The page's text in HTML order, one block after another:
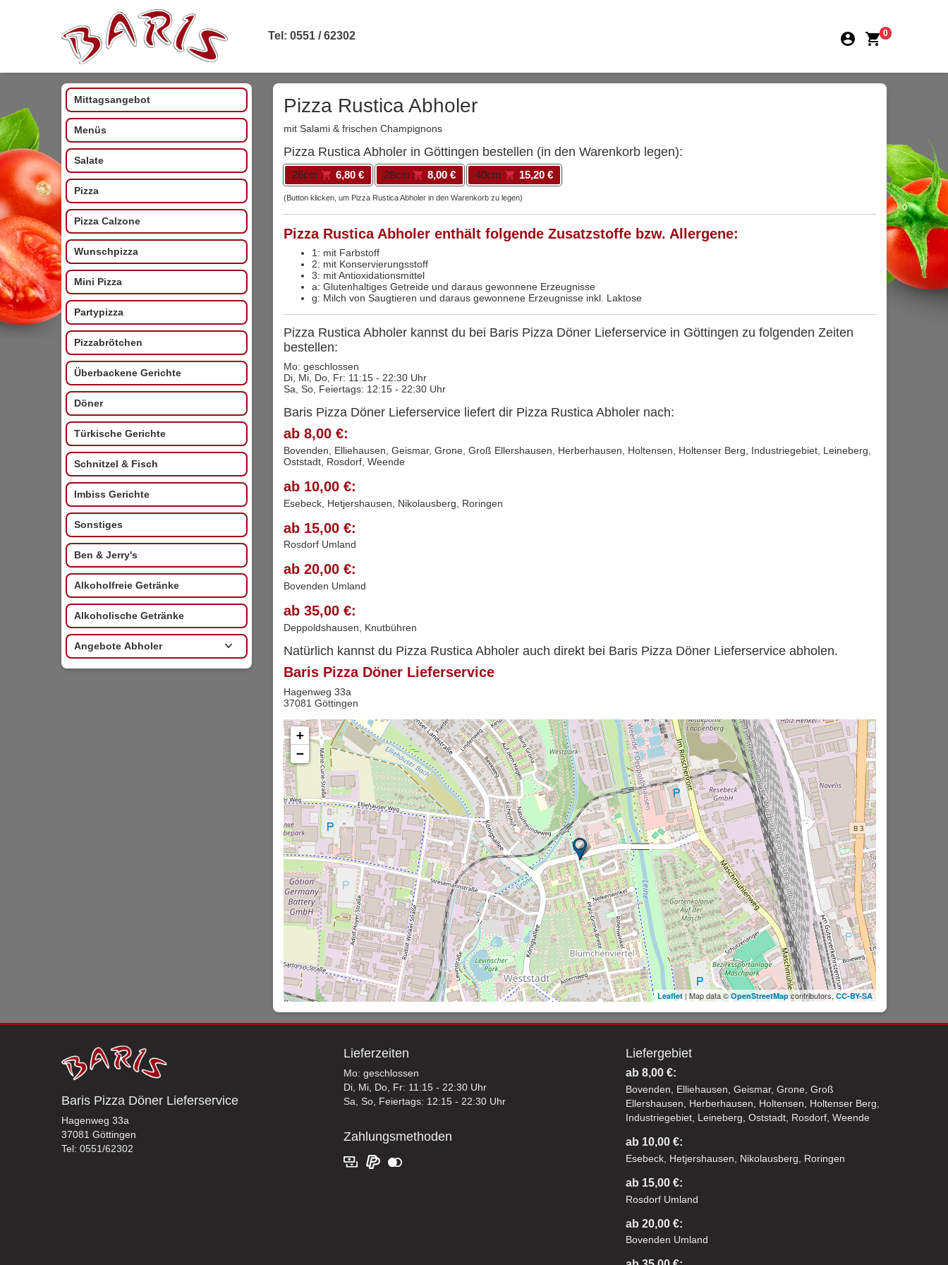
Tel: 0551 / 62302 0
Mittagsangebot
Menüs
Salate
Pizza
Pizza Calzone
Wunschpizza
Mini Pizza
Partypizza
Pizzabrötchen
Überbackene Gerichte
Döner
Türkische Gerichte
Schnitzel & Fisch
Imbiss Gerichte
Sonstiges
Ben & Jerry's
Alkoholfreie Getränke
Alkoholische Getränke
Angebote Abholer
Pizza Rustica Abholer
mit Salami & frischen Champignons
Pizza Rustica Abholer in Göttingen bestellen (in den Warenkorb legen):
26cm 6,80 € 28cm 8,00 € 40cm 15,20 €
(Button klicken, um Pizza Rustica Abholer in den Warenkorb zu legen)
Pizza Rustica Abholer enthält folgende Zusatzstoffe bzw. Allergene:
1: mit Farbstoff
2: mit Konservierungsstoff
3: mit Antioxidationsmittel
a: Glutenhaltiges Getreide und daraus gewonnene Erzeugnisse
g: Milch von Saugtieren und daraus gewonnene Erzeugnisse inkl. Laktose
Pizza Rustica Abholer kannst du bei Baris Pizza Döner Lieferservice in Göttingen zu folgenden Zeiten
bestellen:
Mo: geschlossen
Di, Mi, Do, Fr: 11:15 - 22:30 Uhr
Sa, So, Feiertags: 12:15 - 22:30 Uhr
Baris Pizza Döner Lieferservice liefert dir Pizza Rustica Abholer nach:
ab 8,00 €:
Bovenden, Elliehausen, Geismar, Grone, Groß Ellershausen, Herberhausen, Holtensen, Holtenser Berg, Industriegebiet, Leineberg,
Oststadt, Rosdorf, Weende
ab 10,00 €:
Esebeck, Hetjershausen, Nikolausberg, Roringen
ab 15,00 €:
Rosdorf Umland
ab 20,00 €:
Bovenden Umland
ab 35,00 €:
Deppoldshausen, Knutbühren
Natürlich kannst du Pizza Rustica Abholer auch direkt bei Baris Pizza Döner Lieferservice abholen.
Baris Pizza Döner Lieferservice
Hagenweg 33a
37081 Göttingen
+
−
Leaflet | Map data ©OpenStreetMapcontributors,CC-BY-SA
Baris Pizza Döner Lieferservice
Hagenweg 33a
37081 Göttingen
Tel: 0551/62302
Lieferzeiten
Mo: geschlossen
Di, Mi, Do, Fr: 11:15 - 22:30 Uhr
Sa, So, Feiertags: 12:15 - 22:30 Uhr
Zahlungsmethoden
Liefergebiet
ab 8,00 €:
Bovenden, Elliehausen, Geismar, Grone, Groß
Ellershausen, Herberhausen, Holtensen, Holtenser Berg,
Industriegebiet, Leineberg, Oststadt, Rosdorf, Weende
ab 10,00 €:
Esebeck, Hetjershausen, Nikolausberg, Roringen
ab 15,00 €:
Rosdorf Umland
ab 20,00 €:
Bovenden Umland